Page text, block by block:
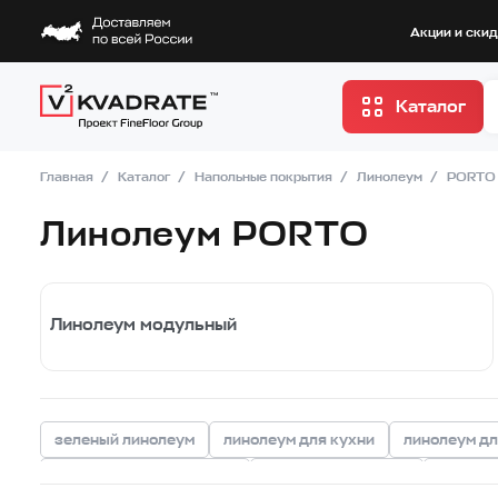
Акции и
Каталог
Главная Каталог Напольные покрытия Линолеум PORTO
Линолеум PORTO
Линолеум модульный
зеленый линолеум линолеум для кухни линолеум